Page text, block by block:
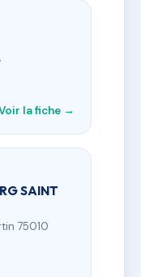
la fiche →
SAINT
75010